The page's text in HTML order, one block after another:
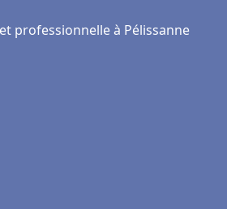
professionnelle à Pélissanne